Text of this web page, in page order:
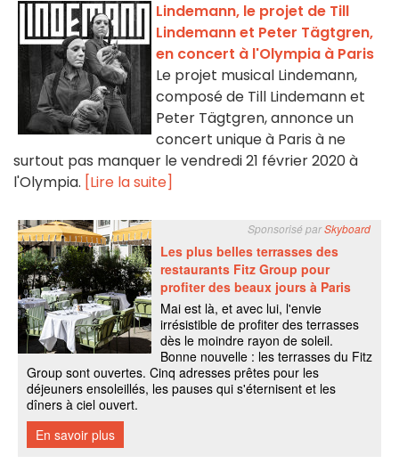
Lindemann, le projet de Till
Lindemann et Peter Tägtgren,
en concert à l'Olympia à Paris
Le projet musical Lindemann,
composé de Till Lindemann et
Peter Tägtgren, annonce un
concert unique à Paris à ne
surtout pas manquer le vendredi 21 février 2020 à
l'Olympia. [Lire la suite]